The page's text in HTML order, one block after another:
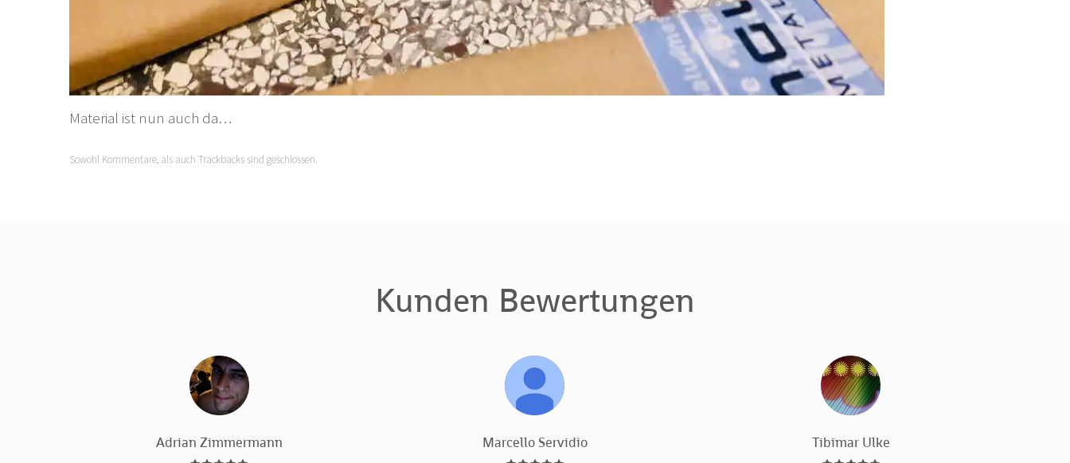
Material ist nun auch da…
Sowohl Kommentare, als auch Trackbacks sind geschlossen.
Kunden Bewertungen
Adrian Zimmermann Marcello Servidio Tibimar Ulke